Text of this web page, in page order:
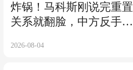
炸锅！马科斯刚说完重置
关系就翻脸，中方反手黄
2026-08-04